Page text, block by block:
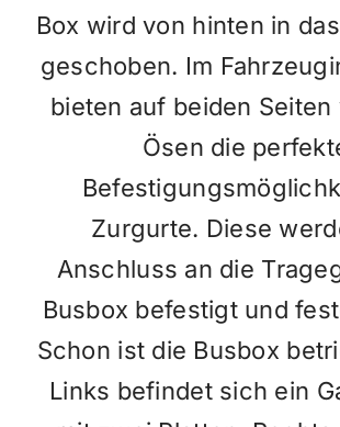
Box wird von hinten in
geschoben. Im
bieten auf beiden Seiten
Ösen die
Zurgurte. Diese
Anschluss an die
Busbox befestigt und
Schon ist die Busbox
Links befindet sich ein